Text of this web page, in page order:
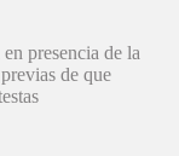
presencia de la
de que